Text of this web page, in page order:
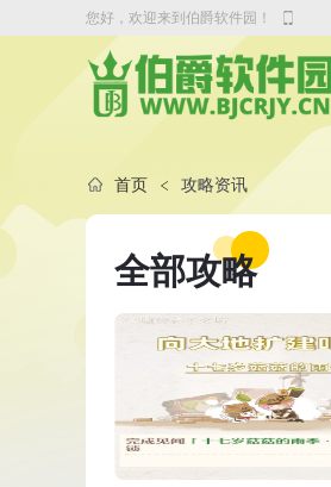
您好，欢迎来到伯爵软件园！
首页 攻略资讯
全部攻略